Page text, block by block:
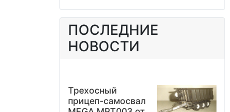
ПОСЛЕДНИЕ
НОВОСТИ
Трехосный
прицеп-самосвал